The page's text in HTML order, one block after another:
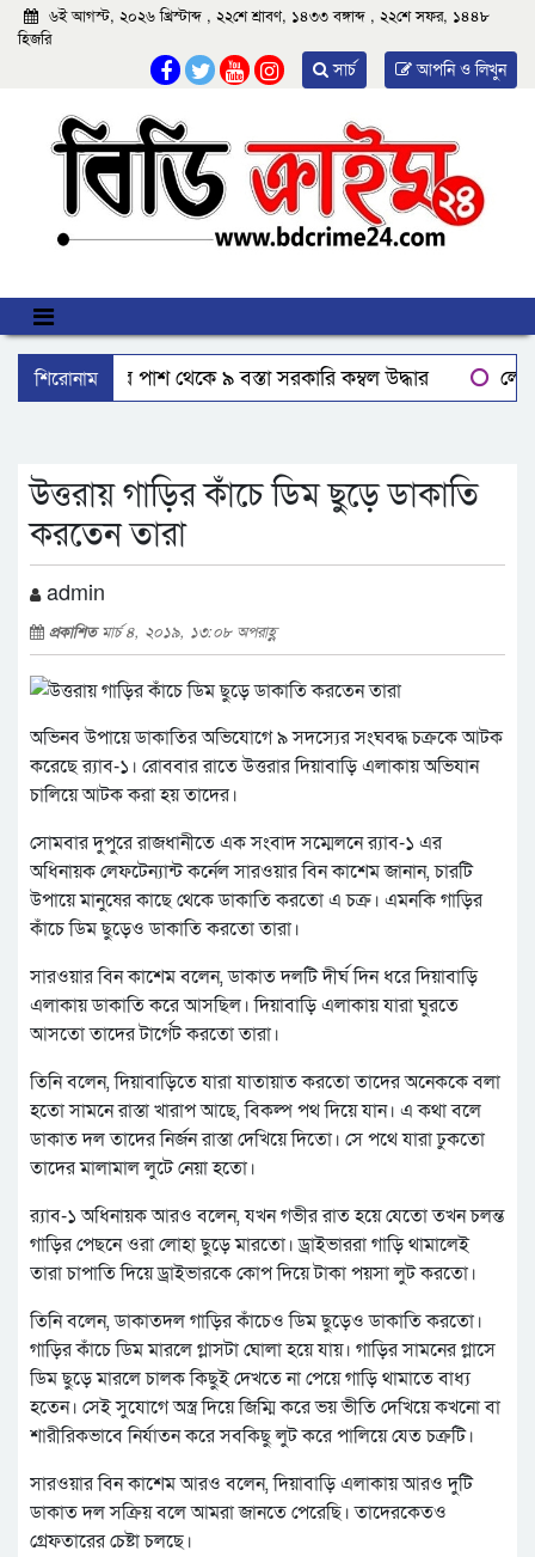
৬ই আগস্ট, ২০২৬ খ্রিস্টাব্দ , ২২শে শ্রাবণ, ১৪৩৩ বঙ্গাব্দ , ২২শে সফর, ১৪৪৮
হিজরি
আপনি ও লিখুন
সার্চ
শিরোনাম
বরিশালে রাস্তার পাশ থেকে ৯ বস্তা সরকারি কম্বল উদ্ধার
উত্তরায় গাড়ির কাঁচে ডিম ছুড়ে ডাকাতি
করতেন তারা
admin
প্রকাশিতমার্চ ৪, ২০১৯, ১৩:০৮ অপরাহ্ণ
অভিনব উপায়ে ডাকাতির অভিযোগে ৯ সদস্যের সংঘবদ্ধ চক্রকে আটক
করেছে র‌্যাব-১। রোববার রাতে উত্তরার দিয়াবাড়ি এলাকায় অভিযান
চালিয়ে আটক করা হয় তাদের।
সোমবার দুপুরে রাজধানীতে এক সংবাদ সম্মেলনে র‌্যাব-১ এর
অধিনায়ক লেফটেন্যান্ট কর্নেল সারওয়ার বিন কাশেম জানান, চারটি
উপায়ে মানুষের কাছে থেকে ডাকাতি করতো এ চক্র। এমনকি গাড়ির
কাঁচে ডিম ছুড়েও ডাকাতি করতো তারা।
সারওয়ার বিন কাশেম বলেন, ডাকাত দলটি দীর্ঘ দিন ধরে দিয়াবাড়ি
এলাকায় ডাকাতি করে আসছিল। দিয়াবাড়ি এলাকায় যারা ঘুরতে
আসতো তাদের টার্গেট করতো তারা।
তিনি বলেন, দিয়াবাড়িতে যারা যাতায়াত করতো তাদের অনেককে বলা
হতো সামনে রাস্তা খারাপ আছে, বিকল্প পথ দিয়ে যান। এ কথা বলে
ডাকাত দল তাদের নির্জন রাস্তা দেখিয়ে দিতো। সে পথে যারা ঢুকতো
তাদের মালামাল লুটে নেয়া হতো।
র‌্যাব-১ অধিনায়ক আরও বলেন, যখন গভীর রাত হয়ে যেতো তখন চলন্ত
গাড়ির পেছনে ওরা লোহা ছুড়ে মারতো। ড্রাইভাররা গাড়ি থামালেই
তারা চাপাতি দিয়ে ড্রাইভারকে কোপ দিয়ে টাকা পয়সা লুট করতো।
তিনি বলেন, ডাকাতদল গাড়ির কাঁচেও ডিম ছুড়েও ডাকাতি করতো।
গাড়ির কাঁচে ডিম মারলে গ্লাসটা ঘোলা হয়ে যায়। গাড়ির সামনের গ্লাসে
ডিম ছুড়ে মারলে চালক কিছুই দেখতে না পেয়ে গাড়ি থামাতে বাধ্য
হতেন। সেই সুযোগে অস্ত্র দিয়ে জিম্মি করে ভয় ভীতি দেখিয়ে কখনো বা
শারীরিকভাবে নির্যাতন করে সবকিছু লুট করে পালিয়ে যেত চক্রটি।
সারওয়ার বিন কাশেম আরও বলেন, দিয়াবাড়ি এলাকায় আরও দুটি
ডাকাত দল সক্রিয় বলে আমরা জানতে পেরেছি। তাদেরকেতও
গ্রেফতারের চেষ্টা চলছে।